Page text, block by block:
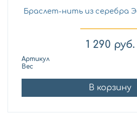
Браслет-нить из серебра
1 290 руб.
Артикул
Вес
В корзину